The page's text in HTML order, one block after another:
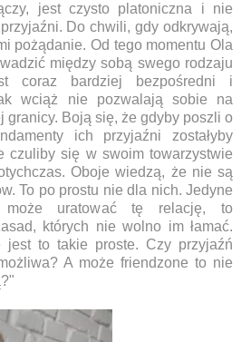
jest czysto platoniczna i nie
Do chwili, gdy odkrywają,
pożądanie. Od tego momentu Ola
między sobą swego rodzaju
bardziej bezpośredni i
wciąż nie pozwalają sobie na
granicy. Boją się, że gdyby poszli o
ich przyjaźni zostałyby
czuliby się w swoim towarzystwie
Oboje wiedzą, że nie są
To po prostu nie dla nich. Jedyne
może uratować tę relację, to
których nie wolno im łamać.
to takie proste. Czy przyjaźń
A może friendzone to nie